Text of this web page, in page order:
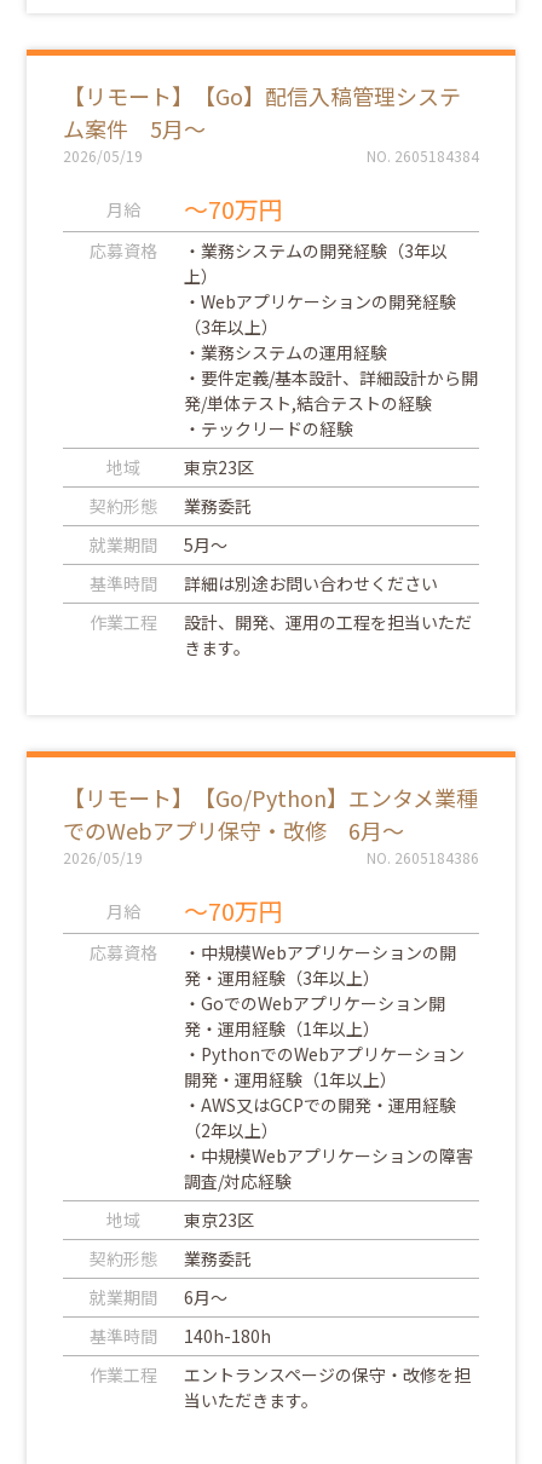
【リモート】【Go】配信入稿管理システ
ム案件 5月～
2026/05/19 NO. 2605184384
月給 ～70万円
応募資格
・業務システムの開発経験（3年以
上）
・Webアプリケーションの開発経験
（3年以上）
・業務システムの運用経験
・要件定義/基本設計、詳細設計から開
発/単体テスト,結合テストの経験
・テックリードの経験
地域
東京23区
契約形態
業務委託
就業期間
5月～
基準時間
詳細は別途お問い合わせください
作業工程
設計、開発、運用の工程を担当いただ
きます。
【リモート】【Go/Python】エンタメ業種
でのWebアプリ保守・改修 6月～
2026/05/19 NO. 2605184386
月給 ～70万円
応募資格
・中規模Webアプリケーションの開
発・運用経験（3年以上）
・GoでのWebアプリケーション開
発・運用経験（1年以上）
・PythonでのWebアプリケーション
開発・運用経験（1年以上）
・AWS又はGCPでの開発・運用経験
（2年以上）
・中規模Webアプリケーションの障害
調査/対応経験
地域
東京23区
契約形態
業務委託
就業期間
6月～
基準時間
140h-180h
作業工程
エントランスページの保守・改修を担
当いただきます。